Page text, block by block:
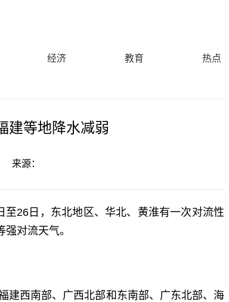
经济 教育 热点
建等地降水减弱
来源：
26日，东北地区、华北、黄淮有一次对流性
对流天气。
西南部、广西北部和东南部、广东北部、海